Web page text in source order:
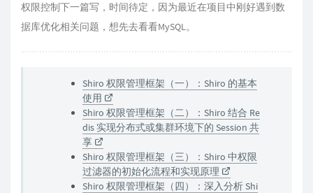
权限控制下一篇写，时间待定，因为最近在项目中刚好遇到数
据库优化相关问题，想先去看看MySQL。
Shiro 权限管理框架（一）：Shiro 的基本
使用
Shiro 权限管理框架（二）：Shiro 结合 Re
dis 实现分布式或集群环境下的 Session 共
享
Shiro 权限管理框架（三）：Shiro 中权限
过滤器的初始化流程和实现原理
Shiro 权限管理框架（四）：深入分析 Shi